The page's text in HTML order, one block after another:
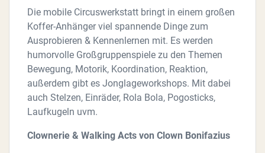
Die mobile Circuswerkstatt bringt in einem großen
Koffer-Anhänger viel spannende Dinge zum
Ausprobieren & Kennenlernen mit. Es werden
humorvolle Großgruppenspiele zu den Themen
Bewegung, Motorik, Koordination, Reaktion,
außerdem gibt es Jonglageworkshops. Mit dabei
auch Stelzen, Einräder, Rola Bola, Pogosticks,
Laufkugeln uvm.
Clownerie & Walking Acts von Clown Bonifazius